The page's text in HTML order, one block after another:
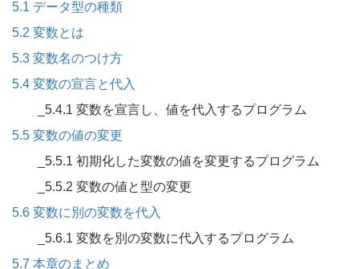
5.1 データ型の種類
5.2 変数とは
5.3 変数名のつけ方
5.4 変数の宣言と代入
_5.4.1 変数を宣言し、値を代入するプログラム
5.5 変数の値の変更
_5.5.1 初期化した変数の値を変更するプログラム
_5.5.2 変数の値と型の変更
5.6 変数に別の変数を代入
_5.6.1 変数を別の変数に代入するプログラム
5.7 本章のまとめ